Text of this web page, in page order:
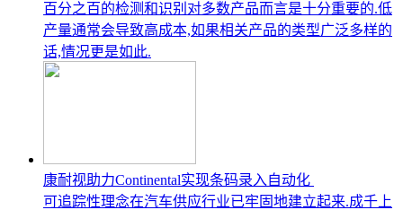
百分之百的检测和识别对多数产品而言是十分重要的.低
产量通常会导致高成本,如果相关产品的类型广泛多样的
话,情况更是如此.
康耐视助力Continental实现条码录入自动化
可追踪性理念在汽车供应行业已牢固地建立起来.成千上